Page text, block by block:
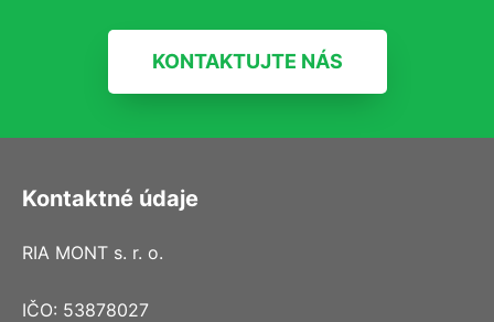
KONTAKTUJTE NÁS
Kontaktné údaje
RIA MONT s. r. o.
IČO: 53878027